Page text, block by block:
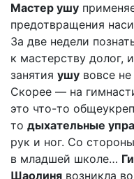
Мастер ушу
предотвращения
За две недели
к мастерству долог,
занятия ушу вовсе
Скорее — на
это что-то
то дыхательные
рук и ног. Со
в младшей школе…
Шаолиня возникла